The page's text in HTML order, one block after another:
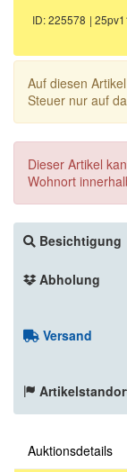
ID: 225578 |
Auf diesen
Steuer nur auf
Dieser Artikel
Wohnort
Besichtigung
Abholung
Versand
Auktionsdetails